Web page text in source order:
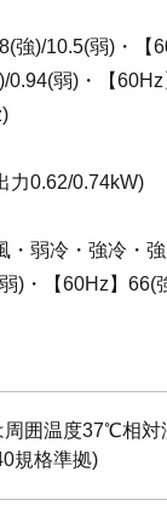
強)/10.5(弱)・【
弱)・【
力0.62/0.74kW)
・弱冷・強冷・
)・【60Hz】66(
囲温度37℃相
規格準拠)